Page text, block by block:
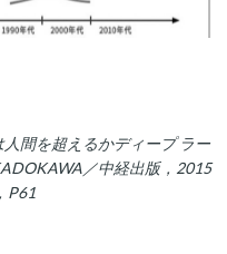
間を超えるかディープ ラー
／中経出版，2015
P61